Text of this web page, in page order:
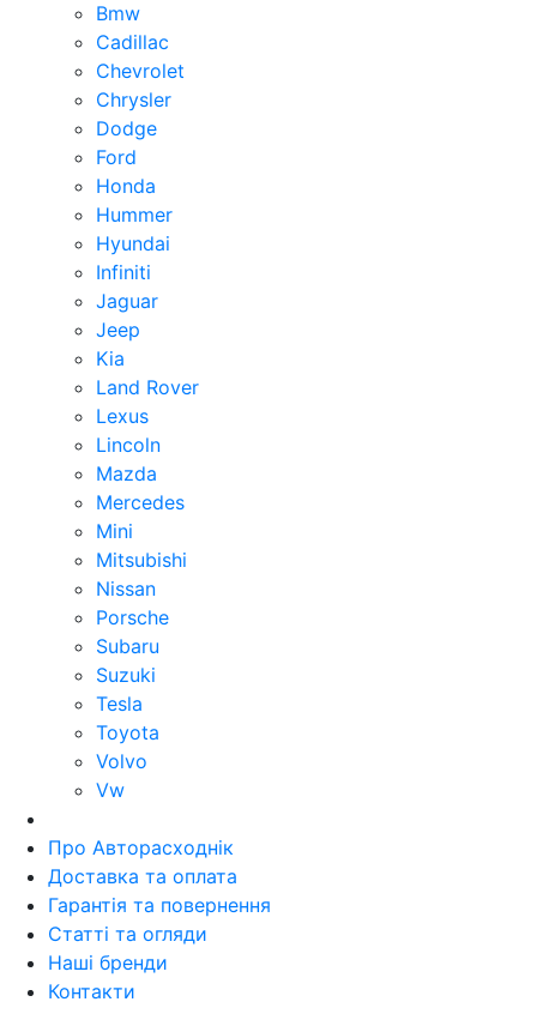
Bmw
Cadillac
Chevrolet
Chrysler
Dodge
Ford
Honda
Hummer
Hyundai
Infiniti
Jaguar
Jeep
Kia
Land Rover
Lexus
Lincoln
Mazda
Mercedes
Mini
Mitsubishi
Nissan
Porsche
Subaru
Suzuki
Tesla
Toyota
Volvo
Vw
Про Авторасходнік
Доставка та оплата
Гарантія та повернення
Статті та огляди
Наші бренди
Контакти